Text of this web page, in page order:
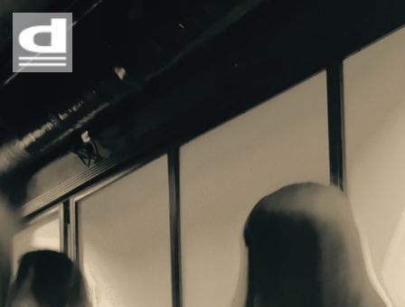
Home
Story
Profile
Contact